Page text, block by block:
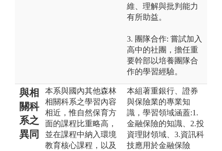
維、理解與批判能力
有所助益。
3. 團隊合作: 嘗試加入
高中的社團，擔任重
要幹部以培養團隊合
作的學習經驗。
與相
關科
系之
異同
本系與國內其他森林
相關科系之學習內容
相近，惟自然保育方
面的課程比重略高，
並在課程中納入環境
教育核心課程，以及
本組著重銀行、證券
與保險業的專業知
識，學習領域涵蓋:1.
金融保險的知識、2.投
資理財領域、3.資訊科
技應用於金融保險